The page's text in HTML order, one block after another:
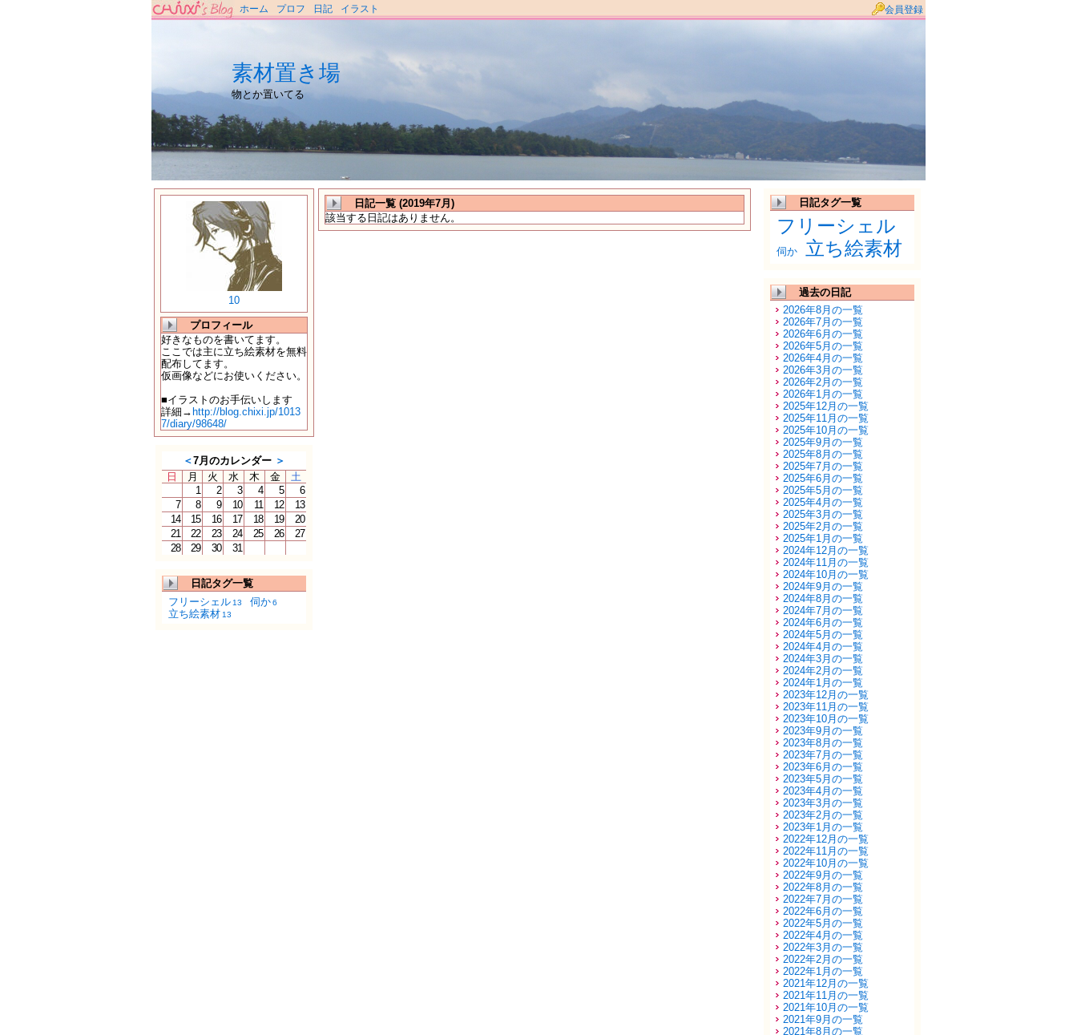
ホーム プロフ 日記 イラスト 会員登録
素材置き場
物とか置いてる
10
プロフィール
好きなものを書いてます。
ここでは主に立ち絵素材を無料
配布してます。
仮画像などにお使いください。
■イラストのお手伝いします
詳細→ http://blog.chixi.jp/1013
7/diary/98648/
＜7月のカレンダー ＞
日
月 火 水 木 金
土
1
2 3 4 5
6
7
8 9 10 11 12
13
14
15 16 17 18 19
20
21
22 23 24 25 26
27
28
29 30 31
日記タグ一覧
フリーシェル 13 伺か6
立ち絵素材 13
日記一覧 (2019年7月)
該当する日記はありません。
日記タグ一覧
フリーシェル
伺か 立ち絵素材
過去の日記
2026年8月の一覧
2026年7月の一覧
2026年6月の一覧
2026年5月の一覧
2026年4月の一覧
2026年3月の一覧
2026年2月の一覧
2026年1月の一覧
2025年12月の一覧
2025年11月の一覧
2025年10月の一覧
2025年9月の一覧
2025年8月の一覧
2025年7月の一覧
2025年6月の一覧
2025年5月の一覧
2025年4月の一覧
2025年3月の一覧
2025年2月の一覧
2025年1月の一覧
2024年12月の一覧
2024年11月の一覧
2024年10月の一覧
2024年9月の一覧
2024年8月の一覧
2024年7月の一覧
2024年6月の一覧
2024年5月の一覧
2024年4月の一覧
2024年3月の一覧
2024年2月の一覧
2024年1月の一覧
2023年12月の一覧
2023年11月の一覧
2023年10月の一覧
2023年9月の一覧
2023年8月の一覧
2023年7月の一覧
2023年6月の一覧
2023年5月の一覧
2023年4月の一覧
2023年3月の一覧
2023年2月の一覧
2023年1月の一覧
2022年12月の一覧
2022年11月の一覧
2022年10月の一覧
2022年9月の一覧
2022年8月の一覧
2022年7月の一覧
2022年6月の一覧
2022年5月の一覧
2022年4月の一覧
2022年3月の一覧
2022年2月の一覧
2022年1月の一覧
2021年12月の一覧
2021年11月の一覧
2021年10月の一覧
2021年9月の一覧
2021年8月の一覧